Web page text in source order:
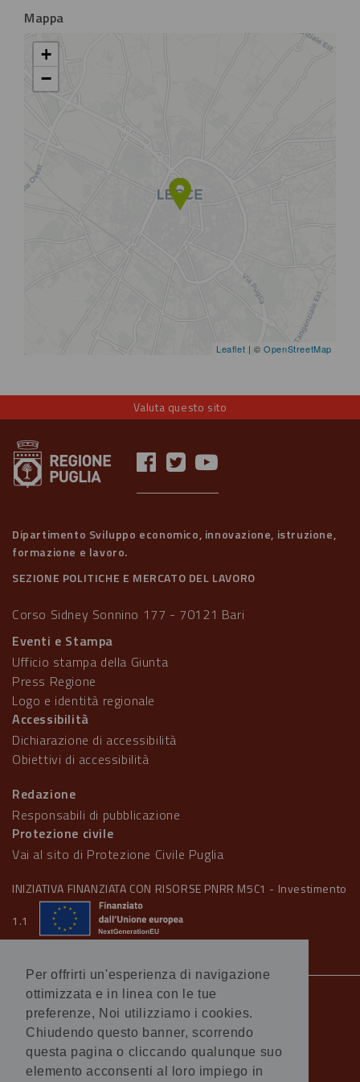
Per offrirti un'esperienza di navigazione
ottimizzata e in linea con le tue
preferenze, Noi utilizziamo i cookies.
Chiudendo questo banner, scorrendo
questa pagina o cliccando qualunque suo
elemento acconsenti al loro impiego in
Mappa
+
−
Leaflet | ©OpenStreetMap
Valuta questo sito
Dipartimento Sviluppo economico, innovazione, istruzione,
formazione e lavoro.
SEZIONE POLITICHE E MERCATO DEL LAVORO
Corso Sidney Sonnino 177 - 70121 Bari
Eventi e Stampa
Ufficio stampa della Giunta
Press Regione
Logo e identità regionale
Accessibilità
Dichiarazione di accessibilità
Obiettivi di accessibilità
Redazione
Responsabili di pubblicazione
Protezione civile
Vai al sito di Protezione Civile Puglia
INIZIATIVA FINANZIATA CON RISORSE PNRR M5C1 - Investimento
1.1
Note legali
Informativa Cookie
Informativa Privacy
Amministrazione trasparente
Atti di notifica